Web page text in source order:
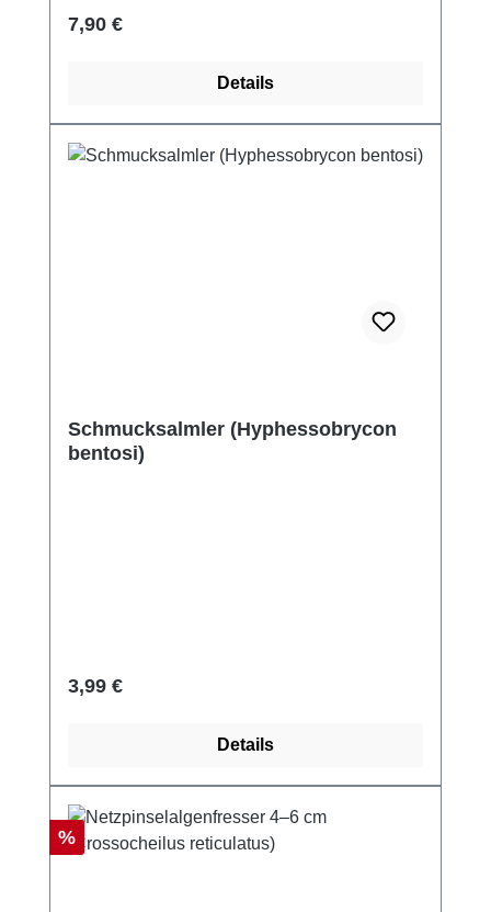
Regulärer Preis:
7,90 €
Details
Schmucksalmler (Hyphessobrycon
bentosi)
Regulärer Preis:
3,99 €
Details
Rabatt
%